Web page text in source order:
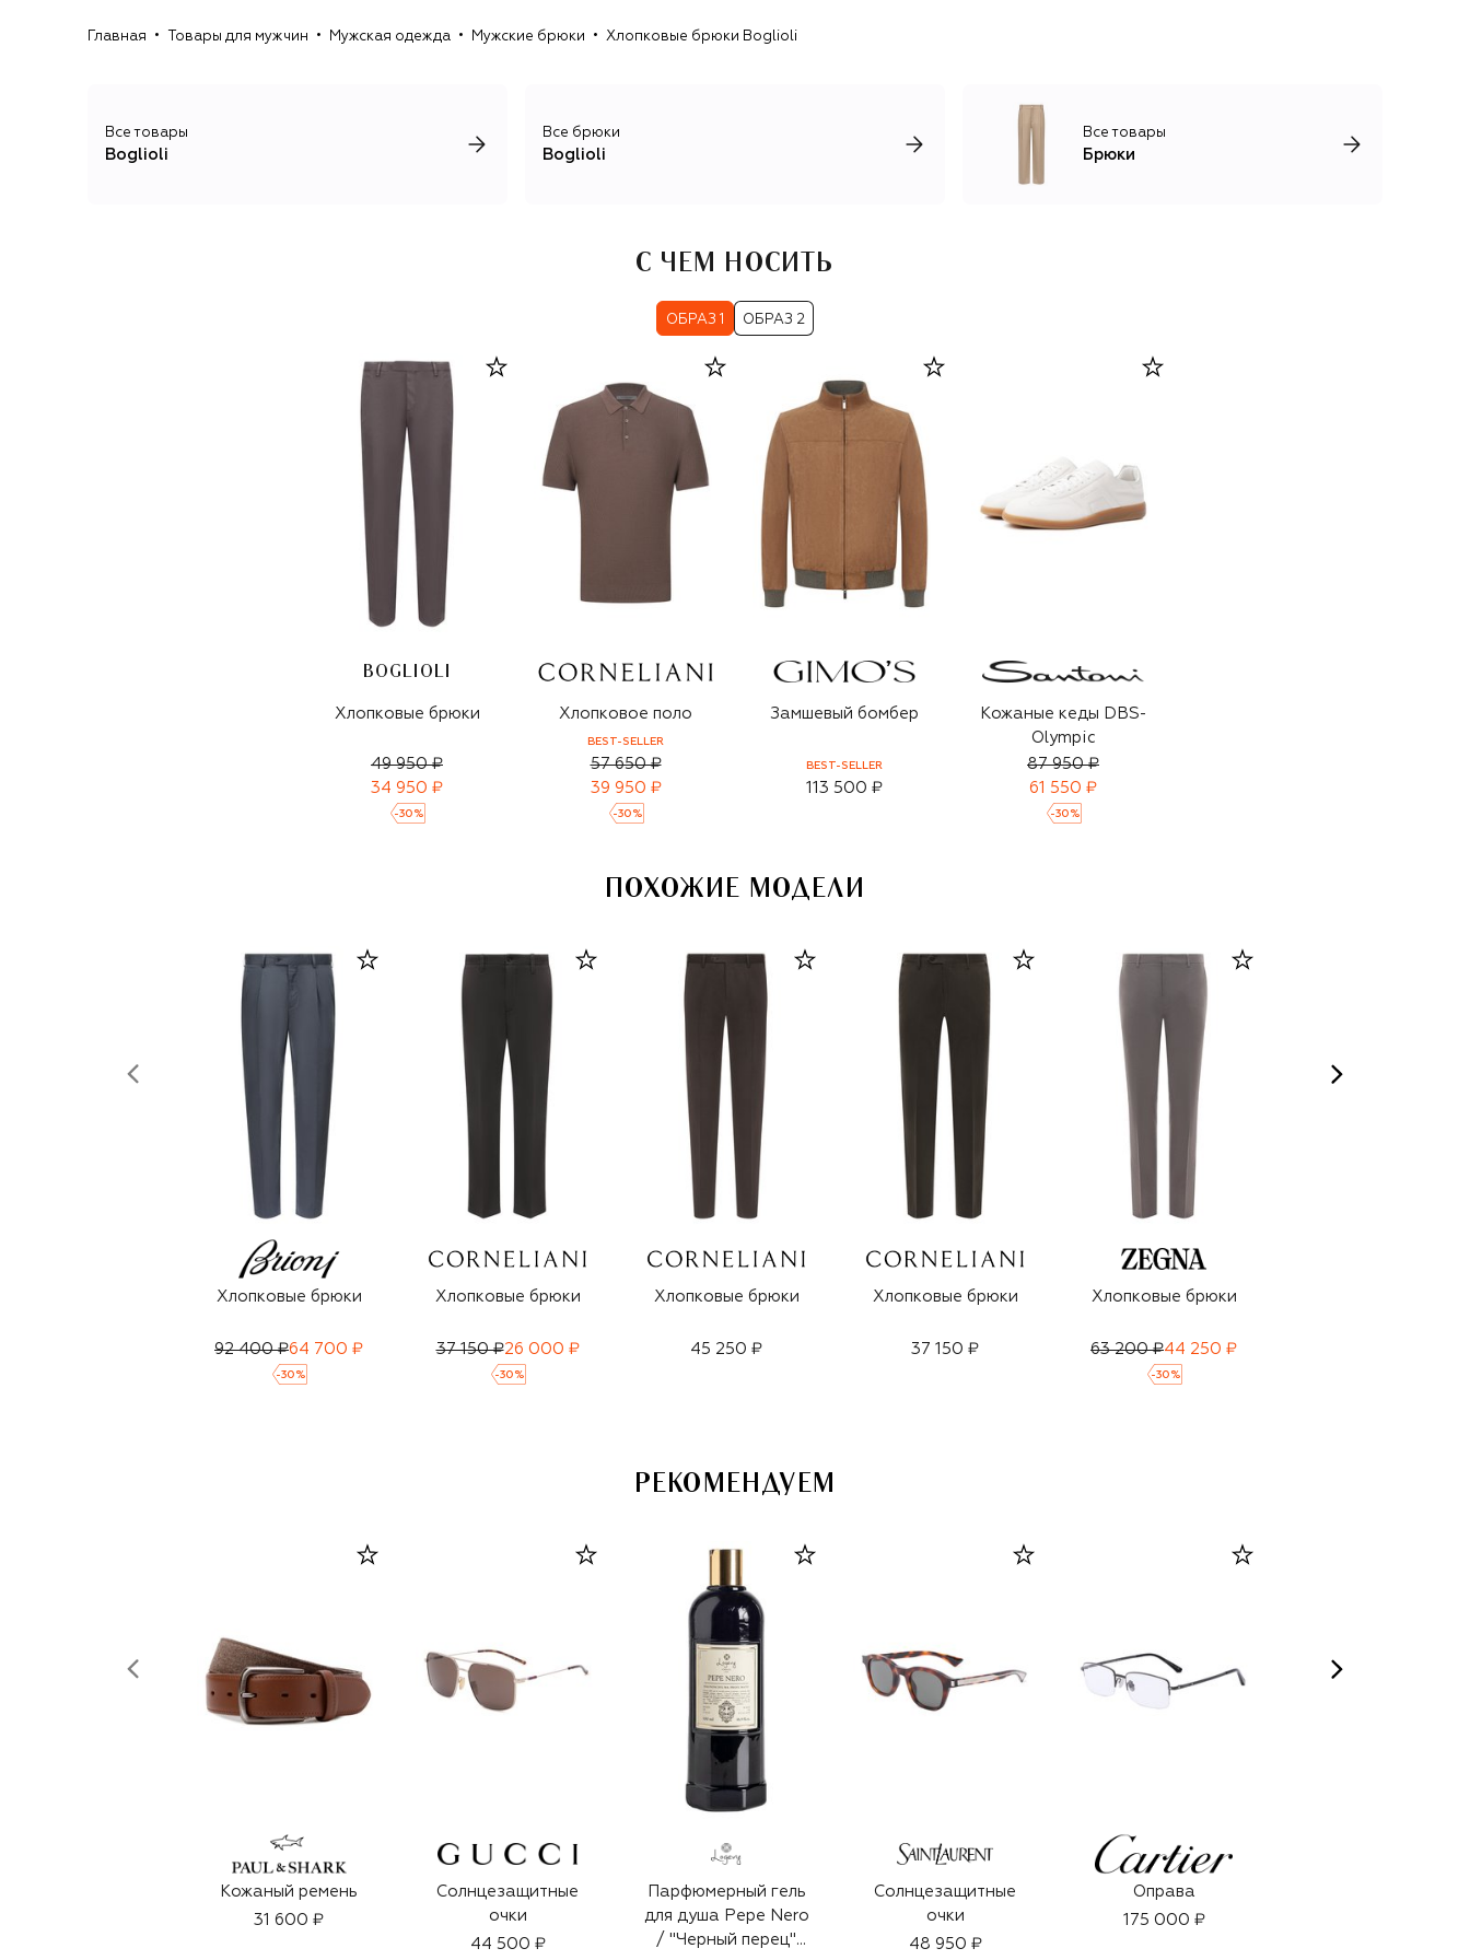
Главная Товары для мужчин Мужская одежда Мужские брюки Хлопковые брюки Boglioli
Все товары
Boglioli
Все брюки
Boglioli
Все товары
Брюки
С ЧЕМ НОСИТЬ
ОБРАЗ 1 ОБРАЗ 2
BOGLIOLI
Хлопковые брюки
49 950 ₽
34 950 ₽
-30 %
Хлопковое поло
BEST-SELLER
57 650 ₽
39 950 ₽
-30 %
Замшевый бомбер
BEST-SELLER
113 500 ₽
Кожаные кеды DBS-
Olympic
87 950 ₽
61 550 ₽
-30 %
ПОХОЖИЕ МОДЕЛИ
Хлопковые брюки
92 400 ₽64 700 ₽
-30 %
Хлопковые брюки
37 150 ₽26 000 ₽
-30 %
Хлопковые брюки
45 250 ₽
Хлопковые брюки
37 150 ₽
Хлопковые брюки
63 200 ₽44 250 ₽
-30 %
РЕКОМЕНДУЕМ
Кожаный ремень
31 600 ₽
Солнцезащитные
очки
44 500 ₽
Парфюмерный гель
для душа Pepe Nero
/ "Черный перец"
Солнцезащитные
очки
48 950 ₽
Оправа
175 000 ₽